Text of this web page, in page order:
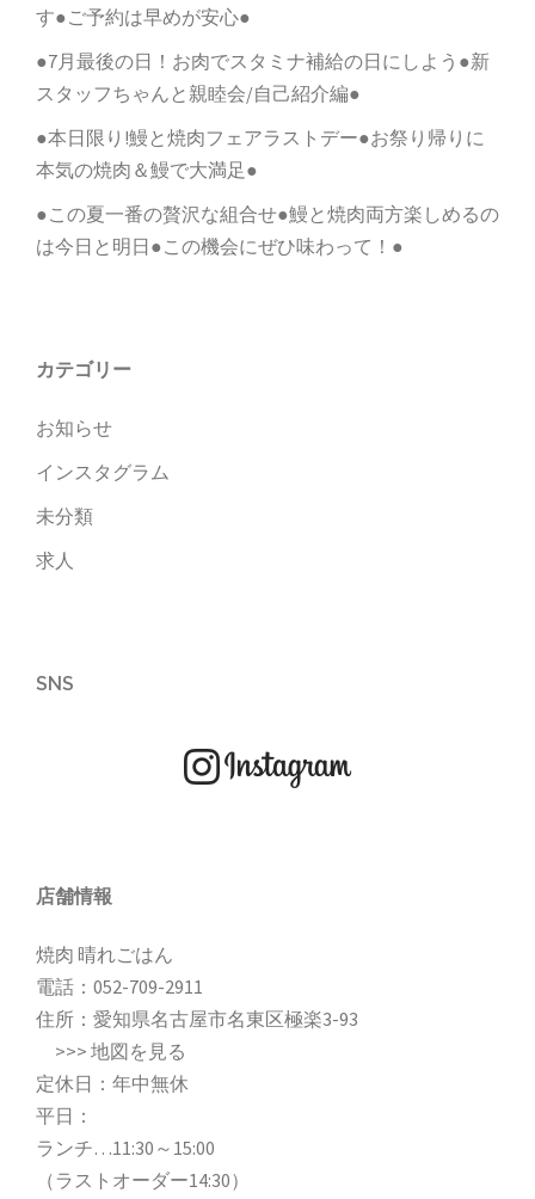
す●ご予約は早めが安心●
●7月最後の日！お肉でスタミナ補給の日にしよう●新
スタッフちゃんと親睦会/自己紹介編●
●本日限り!鰻と焼肉フェアラストデー●お祭り帰りに
本気の焼肉＆鰻で大満足●
●この夏一番の贅沢な組合せ●鰻と焼肉両方楽しめるの
は今日と明日●この機会にぜひ味わって！●
カテゴリー
お知らせ
インスタグラム
未分類
求人
SNS
店舗情報
焼肉 晴れごはん
電話： 052-709-2911
住所：愛知県名古屋市名東区極楽3-93
>>> 地図を見る
定休日：年中無休
平日：
ランチ…11:30～15:00
（ラストオーダー14:30）